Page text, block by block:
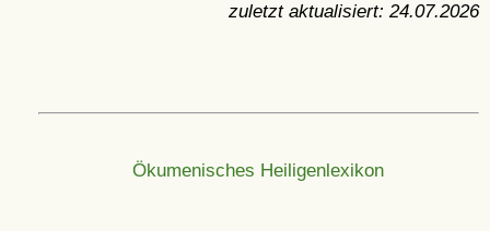
zuletzt aktualisiert: 24.07.2026
Ökumenisches Heiligenlexikon